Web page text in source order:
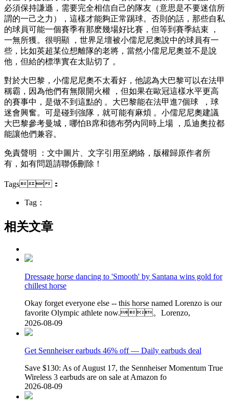
必須保持謙遜 ，需要完全相信自己的隊友（意思是不要迷信所
謂的一己之力），這樣才能夠正常踢球。否則的話，那些自私
的球員可能一個賽季有那麽幾場好比賽，但等到賽季結束 ，
一無所獲。很明顯 ，世界足壇被小儒尼尼奧說中的球員有一
些 ，比如英超某位想離隊的老將，當然小儒尼尼奧並不是說
他，但給的標準實在太貼切了 。
對於大巴黎，小儒尼尼奧不太看好，他認為大巴黎可以在法甲
稱霸，因為他們有無限開火權 ，但如果在歐冠這樣水平更高
的賽事中 ，是做不到這點的 。大巴黎能在法甲進7個球  ，球
迷會興奮 。可是碰到強隊 ，就可能有麻煩 。小儒尼尼奧建議
大巴黎參考曼城，哪怕B席和德布勞內同時上場 ，瓜迪奧拉都
能讓他們兼容。
免責聲明 ：文中圖片、文字引用至網絡，版權歸原作者所
有，如有問題請聯係刪除！
Tags：
Tag：
相关文章
Dressage horse dancing to 'Smooth' by Santana wins gold for
chillest horse
Okay forget everyone else -- this horse named Lorenzo is our
favorite Olympic athlete now.。Lorenzo,
2026-08-09
Get Sennheiser earbuds 46% off — Daily earbuds deal
Save $130: As of August 17, the Sennheiser Momentum True
Wireless 3 earbuds are on sale at Amazon fo
2026-08-09